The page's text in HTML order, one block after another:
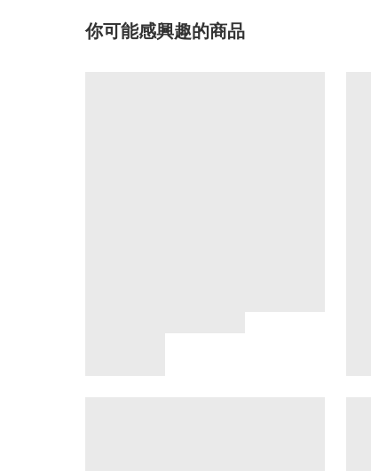
你可能感興趣的商品